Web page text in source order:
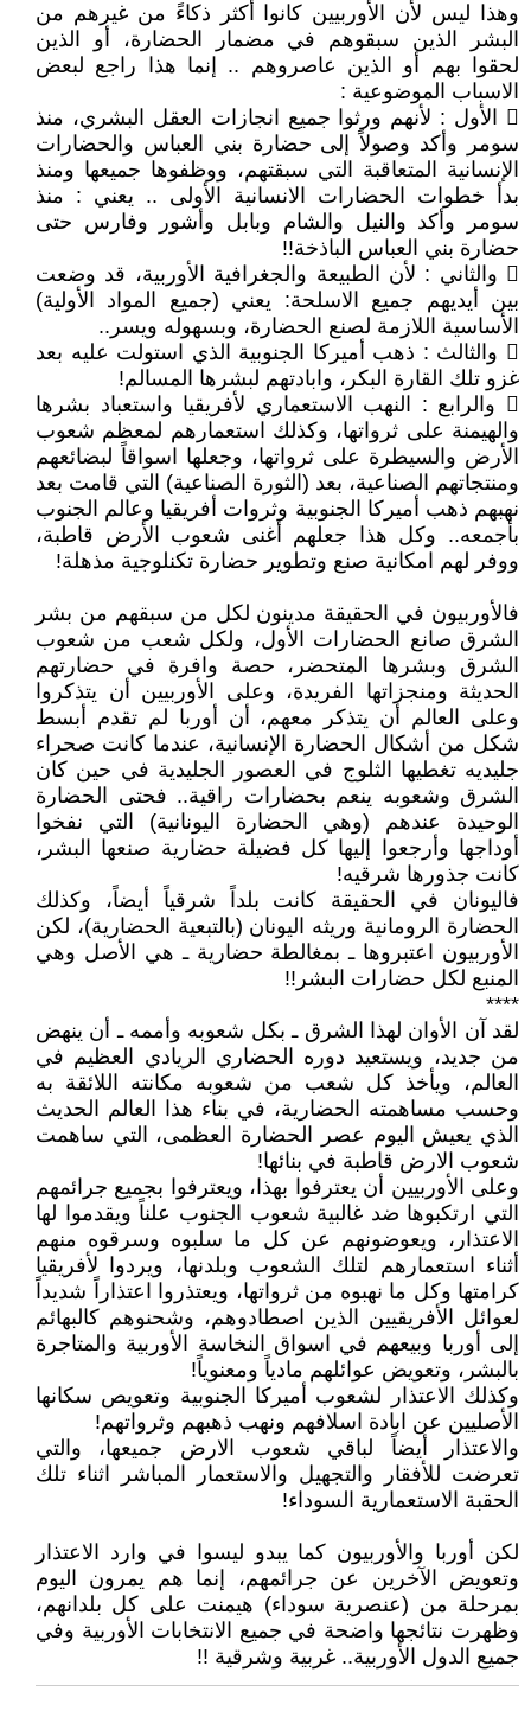
وهذا ليس لأن الأوربيين كانوا أكثر ذكاءً من غيرهم من
البشر الذين سبقوهم في مضمار الحضارة، أو الذين
لحقوا بهم أو الذين عاصروهم .. إنما هذا راجع لبعض
الاسباب الموضوعية :
 الأول : لأنهم ورثوا جميع انجازات العقل البشري، منذ
سومر وأكد وصولاً إلى حضارة بني العباس والحضارات
الإنسانية المتعاقبة التي سبقتهم، ووظفوها جميعها ومنذ
بدأ خطوات الحضارات الانسانية الأولى .. يعني : منذ
سومر وأكد والنيل والشام وبابل وأشور وفارس حتى
حضارة بني العباس الباذخة!!
 والثاني : لأن الطبيعة والجغرافية الأوربية، قد وضعت
بين أيديهم جميع الاسلحة: يعني (جميع المواد الأولية)
الأساسية اللازمة لصنع الحضارة، وبسهوله ويسر..
 والثالث : ذهب أميركا الجنوبية الذي استولت عليه بعد
غزو تلك القارة البكر، وابادتهم لبشرها المسالم!
 والرابع : النهب الاستعماري لأفريقيا واستعباد بشرها
والهيمنة على ثرواتها، وكذلك استعمارهم لمعظم شعوب
الأرض والسيطرة على ثرواتها، وجعلها اسواقاً لبضائعهم
ومنتجاتهم الصناعية، بعد (الثورة الصناعية) التي قامت بعد
نهبهم ذهب أميركا الجنوبية وثروات أفريقيا وعالم الجنوب
بأجمعه.. وكل هذا جعلهم أغنى شعوب الأرض قاطبة،
ووفر لهم امكانية صنع وتطوير حضارة تكنلوجية مذهلة!
فالأوربيون في الحقيقة مدينون لكل من سبقهم من بشر
الشرق صانع الحضارات الأول، ولكل شعب من شعوب
الشرق وبشرها المتحضر، حصة وافرة في حضارتهم
الحديثة ومنجزاتها الفريدة، وعلى الأوربيين أن يتذكروا
وعلى العالم أن يتذكر معهم، أن أوربا لم تقدم أبسط
شكل من أشكال الحضارة الإنسانية، عندما كانت صحراء
جليديه تغطيها الثلوج في العصور الجليدية في حين كان
الشرق وشعوبه ينعم بحضارات راقية.. فحتى الحضارة
الوحيدة عندهم (وهي الحضارة اليونانية) التي نفخوا
أوداجها وأرجعوا إليها كل فضيلة حضارية صنعها البشر،
كانت جذورها شرقيه!
فاليونان في الحقيقة كانت بلداً شرقياً أيضاً، وكذلك
الحضارة الرومانية وريثه اليونان (بالتبعية الحضارية)، لكن
الأوربيون اعتبروها ـ بمغالطة حضارية ـ هي الأصل وهي
المنبع لكل حضارات البشر!!
****
لقد آن الأوان لهذا الشرق ـ بكل شعوبه وأممه ـ أن ينهض
من جديد، ويستعيد دوره الحضاري الريادي العظيم في
العالم، ويأخذ كل شعب من شعوبه مكانته اللائقة به
وحسب مساهمته الحضارية، في بناء هذا العالم الحديث
الذي يعيش اليوم عصر الحضارة العظمى، التي ساهمت
شعوب الارض قاطبة في بنائها!
وعلى الأوربيين أن يعترفوا بهذا، ويعترفوا بجميع جرائمهم
التي ارتكبوها ضد غالبية شعوب الجنوب علناً ويقدموا لها
الاعتذار، ويعوضونهم عن كل ما سلبوه وسرقوه منهم
أثناء استعمارهم لتلك الشعوب وبلدنها، ويردوا لأفريقيا
كرامتها وكل ما نهبوه من ثرواتها، ويعتذروا اعتذاراً شديداً
لعوائل الأفريقيين الذين اصطادوهم، وشحنوهم كالبهائم
إلى أوربا وبيعهم في اسواق النخاسة الأوربية والمتاجرة
بالبشر، وتعويض عوائلهم مادياً ومعنوياً!
وكذلك الاعتذار لشعوب أميركا الجنوبية وتعويص سكانها
الأصليين عن ابادة اسلافهم ونهب ذهبهم وثرواتهم!
والاعتذار أيضاً لباقي شعوب الارض جميعها، والتي
تعرضت للأفقار والتجهيل والاستعمار المباشر اثناء تلك
الحقبة الاستعمارية السوداء!
لكن أوربا والأوربيون كما يبدو ليسوا في وارد الاعتذار
وتعويض الآخرين عن جرائمهم، إنما هم يمرون اليوم
بمرحلة من (عنصرية سوداء) هيمنت على كل بلدانهم،
وظهرت نتائجها واضحة في جميع الانتخابات الأوربية وفي
جميع الدول الأوربية.. غربية وشرقية !!